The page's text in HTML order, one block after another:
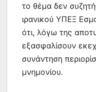
το θέμα δεν
ιρανικού ΥΠΕΞ
ότι, λόγω της
εξασφαλίσουν
συνάντηση
μνημονίου.